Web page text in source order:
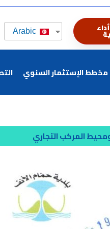
مخطط الإستثمار السنوي
المركب التجاري